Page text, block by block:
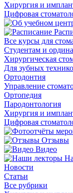
Хирургия и
Цифровая
Все курсы для
Студентам и
Хирургическая
Для зубных
Ортодонтия
Управление
Ортопедия
Пародонтология
Хирургия и
Цифровая
Отзывы
Видео
Новости
Статьи
Все рубрики